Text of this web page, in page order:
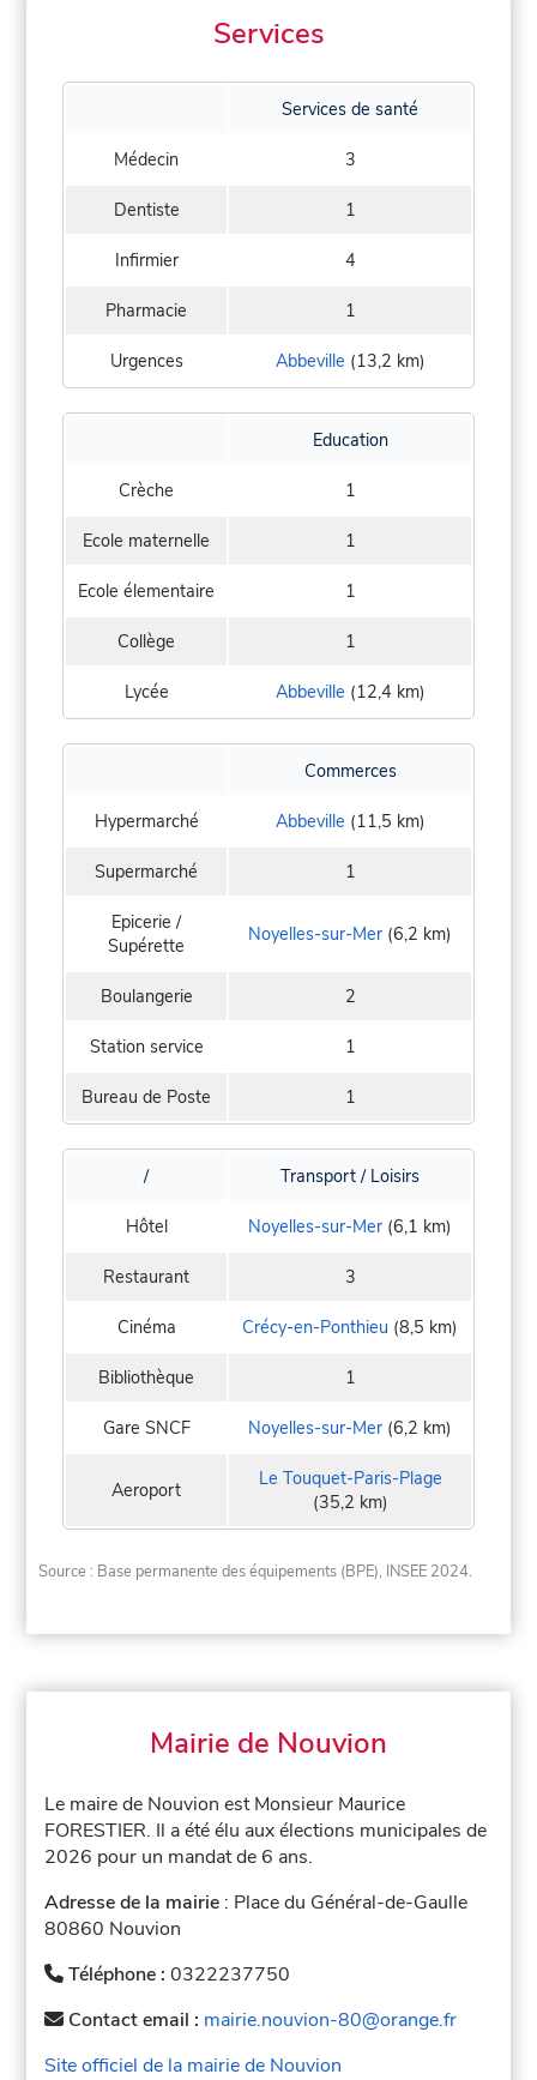
Services
Services de santé
Médecin 3
Dentiste 1
Infirmier 4
Pharmacie 1
Urgences Abbeville (13,2 km)
Education
Crèche 1
Ecole maternelle 1
Ecole élementaire 1
Collège 1
Lycée Abbeville (12,4 km)
Commerces
Hypermarché Abbeville (11,5 km)
Supermarché 1
Epicerie /
Supérette
Noyelles-sur-Mer (6,2 km)
Boulangerie 2
Station service 1
Bureau de Poste 1
/ Transport / Loisirs
Hôtel Noyelles-sur-Mer (6,1 km)
Restaurant 3
Cinéma Crécy-en-Ponthieu (8,5 km)
Bibliothèque 1
Gare SNCF Noyelles-sur-Mer (6,2 km)
Aeroport
Le Touquet-Paris-Plage
(35,2 km)
Source : Base permanente des équipements (BPE), INSEE 2024.
Mairie de Nouvion
Le maire de Nouvion est Monsieur Maurice
FORESTIER. Il a été élu aux élections municipales de
2026 pour un mandat de 6 ans.
Adresse de la mairie : Place du Général-de-Gaulle
80860 Nouvion
Téléphone :0322237750
Contact email : mairie.nouvion-80@orange.fr
Site officiel de la mairie de Nouvion